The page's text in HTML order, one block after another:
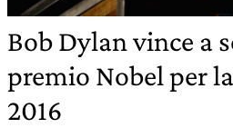
Bob Dylan vince a
premio Nobel per
2016